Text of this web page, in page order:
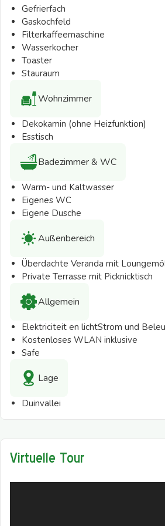
Gefrierfach
Gaskochfeld
Filterkaffeemaschine
Wasserkocher
Toaster
Stauraum
Wohnzimmer
Dekokamin (ohne Heizfunktion)
Esstisch
Badezimmer & WC
Warm- und Kaltwasser
Eigenes WC
Eigene Dusche
Außenbereich
Überdachte Veranda mit
Private Terrasse mit Picknicktisch
Allgemein
Elektriciteit en lichtStrom und
Kostenloses WLAN inklusive
Safe
Lage
Duinvallei
Virtuelle Tour